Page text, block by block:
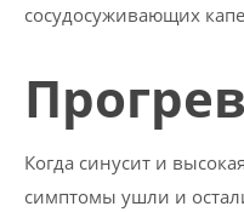
сосудосуживающих
Когда синусит и
симптомы ушли и